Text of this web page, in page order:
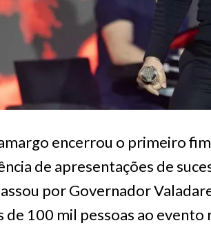
encerrou o primeiro
de apresentações de
por Governador
de 100 mil pessoas ao